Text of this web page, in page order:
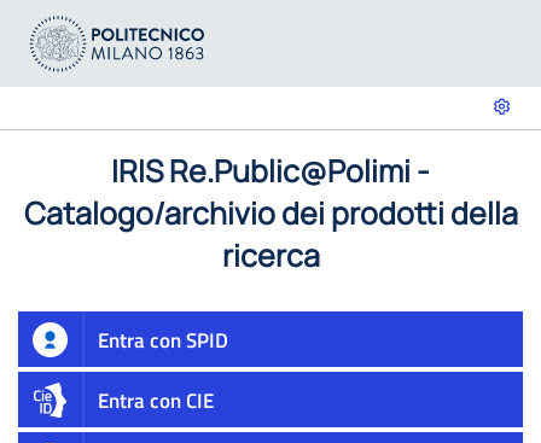
IRIS Re.Public@Polimi -
Catalogo/archivio dei prodotti della
ricerca
Entra con SPID
Entra con CIE